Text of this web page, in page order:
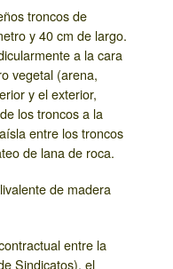
troncos de
y 40 cm de largo.
a la cara
vegetal (arena,
y el exterior,
los troncos a la
entre los troncos
de lana de roca.
de madera
entre la
Sindicatos), el